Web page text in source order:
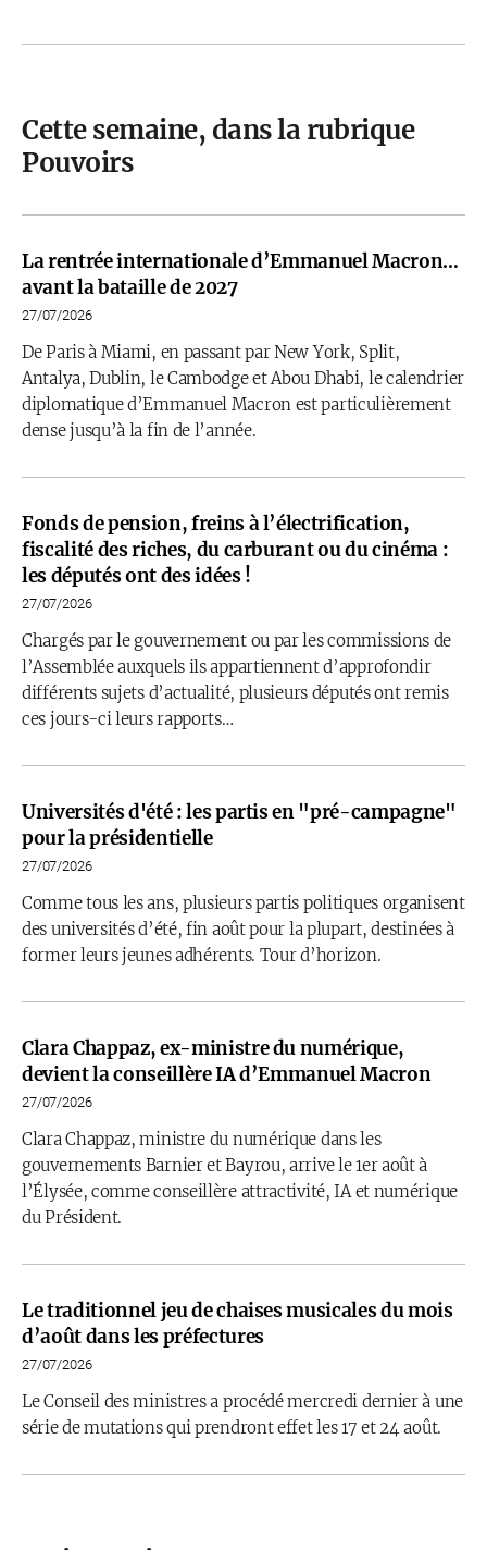
Cette semaine, dans la rubrique
Pouvoirs
La rentrée internationale d’Emmanuel Macron…
avant la bataille de 2027
27/07/2026
De Paris à Miami, en passant par New York, Split,
Antalya, Dublin, le Cambodge et Abou Dhabi, le calendrier
diplomatique d’Emmanuel Macron est particulièrement
dense jusqu’à la fin de l’année.
Fonds de pension, freins à l’électrification,
fiscalité des riches, du carburant ou du cinéma :
les députés ont des idées !
27/07/2026
Chargés par le gouvernement ou par les commissions de
l’Assemblée auxquels ils appartiennent d’approfondir
différents sujets d’actualité, plusieurs députés ont remis
ces jours-ci leurs rapports…
Universités d'été : les partis en "pré-campagne"
pour la présidentielle
27/07/2026
Comme tous les ans, plusieurs partis politiques organisent
des universités d’été, fin août pour la plupart, destinées à
former leurs jeunes adhérents. Tour d’horizon.
Clara Chappaz, ex-ministre du numérique,
devient la conseillère IA d’Emmanuel Macron
27/07/2026
Clara Chappaz, ministre du numérique dans les
gouvernements Barnier et Bayrou, arrive le 1er août à
l’Élysée, comme conseillère attractivité, IA et numérique
du Président.
Le traditionnel jeu de chaises musicales du mois
d’août dans les préfectures
27/07/2026
Le Conseil des ministres a procédé mercredi dernier à une
série de mutations qui prendront effet les 17 et 24 août.